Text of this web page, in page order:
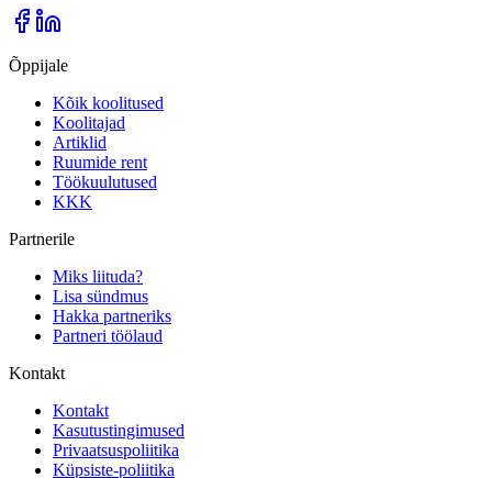
Õppijale
Kõik koolitused
Koolitajad
Artiklid
Ruumide rent
Töökuulutused
KKK
Partnerile
Miks liituda?
Lisa sündmus
Hakka partneriks
Partneri töölaud
Kontakt
Kontakt
Kasutustingimused
Privaatsuspoliitika
Küpsiste-poliitika